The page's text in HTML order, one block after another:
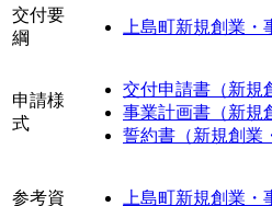
交付要
綱
上島町新規創業
申請様
式
交付申請書（新規
事業計画書（新規
誓約書（新規創業
参考資
上島町新規創業